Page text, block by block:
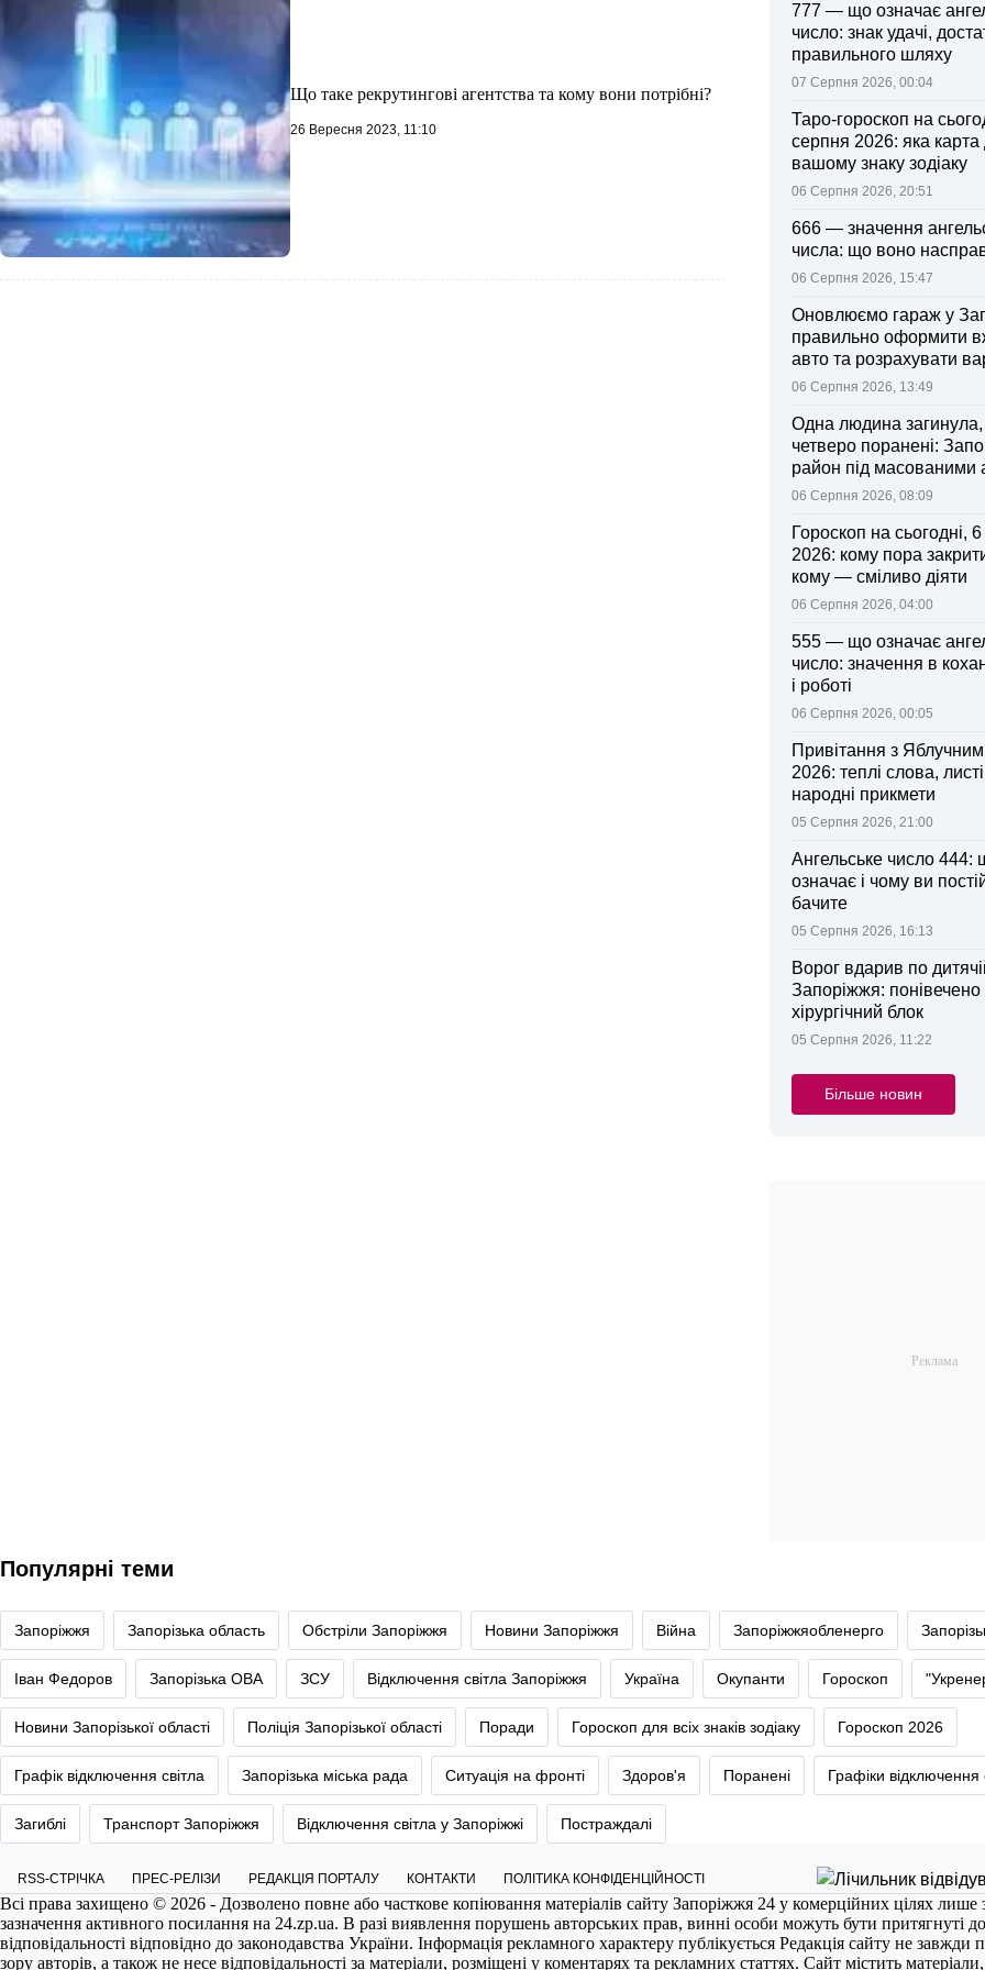
Що таке рекрутингові агентства та кому вони потрібні?
26 Вересня 2023, 11:10
777 — що означає
число: знак удачі,
правильного шляху
07 Серпня 2026, 00:04
Таро-гороскоп на
серпня 2026: яка
вашому знаку зодіаку
06 Серпня 2026, 20:51
666 — значення
числа: що воно
06 Серпня 2026, 15:47
Оновлюємо гараж у
правильно оформити
авто та розрахувати
поліса
06 Серпня 2026, 13:49
Одна людина
четверо поранені:
район під масованими
06 Серпня 2026, 08:09
Гороскоп на сьогодні,
2026: кому пора
кому — сміливо діяти
06 Серпня 2026, 04:00
555 — що означає
число: значення в
і роботі
06 Серпня 2026, 00:05
Привітання з
2026: теплі слова,
народні прикмети
05 Серпня 2026, 21:00
Ангельське число 444:
означає і чому ви
бачите
05 Серпня 2026, 16:13
Ворог вдарив по
Запоріжжя: понівечено
хірургічний блок
05 Серпня 2026, 11:22
Більше новин
Популярні теми
Запоріжжя Запорізька область Обстріли Запоріжжя Новини Запоріжжя Війна Запоріжжяобленерго
Іван Федоров Запорізька ОВА ЗСУ Відключення світла Запоріжжя Україна Окупанти Гороскоп
Новини Запорізької області Поліція Запорізької області Поради Гороскоп для всіх знаків зодіаку Гороскоп 2026
Графік відключення світла Запорізька міська рада Ситуація на фронті Здоров'я Поранені Графіки відключення
Загиблі Транспорт Запоріжжя Відключення світла у Запоріжжі Постраждалі
RSS-СТРІЧКА ПРЕС-РЕЛІЗИ РЕДАКЦІЯ ПОРТАЛУ КОНТАКТИ ПОЛІТИКА КОНФІДЕНЦІЙНОСТІ
Всі права захищено © 2026 - Дозволено повне або часткове копіювання матеріалів сайту Запоріжжя 24 у комерційних цілях лише
зазначення активного посилання на 24.zp.ua. В разі виявлення порушень авторських прав, винні особи можуть бути притягнуті до
відповідальності відповідно до законодавства України. Інформація рекламного характеру публікується Редакція сайту не завжди
зору авторів, а також не несе відповідальності за матеріали, розміщені у коментарях та рекламних статтях. Сайт містить